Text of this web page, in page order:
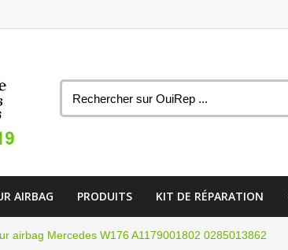
AIRBAG PRODUITS KIT DE RÉPARATION
airbag Mercedes W176 A1179001802 0285013862